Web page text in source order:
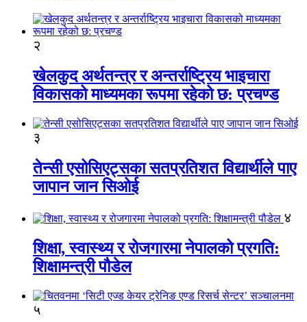
२
खेलकुद अर्थतन्त्र र अन्तर्राष्ट्रिय भाइचारा
विकासको माध्यमका रूपमा रहेको छ: प्रचण्ड
३
तेन्सी एसोसिएट्सका सतप्रतिशत विद्यार्थीले पाए
जापान जान सिओई
४
शिक्षा, स्वास्थ्य र रोजगारमा नेपालको प्रगति:
शिक्षामन्त्री पौडेल
५